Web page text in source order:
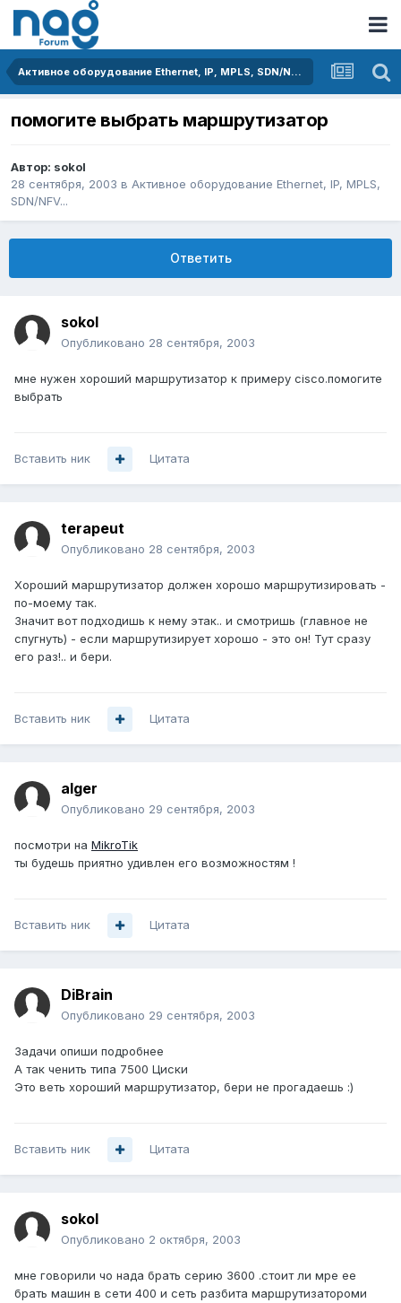
Активное оборудование Ethernet, IP, MPLS, SDN/NFV...
помогите выбрать маршрутизатор
Автор: sokol
28 сентября, 2003 в Активное оборудование Ethernet, IP, MPLS,
SDN/NFV...
Ответить
sokol
Опубликовано 28 сентября, 2003
мне нужен хороший маршрутизатор к примеру cisco.помогите
выбрать
Вставить ник Цитата
terapeut
Опубликовано 28 сентября, 2003
Хороший маршрутизатор должен хорошо маршрутизировать -
по-моему так.
Значит вот подходишь к нему этак.. и смотришь (главное не
спугнуть) - если маршрутизирует хорошо - это он! Тут сразу
его раз!.. и бери.
Вставить ник Цитата
alger
Опубликовано 29 сентября, 2003
посмотри на MikroTik
ты будешь приятно удивлен его возможностям !
Вставить ник Цитата
DiBrain
Опубликовано 29 сентября, 2003
Задачи опиши подробнее
А так ченить типа 7500 Циски
Это веть хороший маршрутизатор, бери не прогадаешь :)
Вставить ник Цитата
sokol
Опубликовано 2 октября, 2003
мне говорили чо нада брать серию 3600 .стоит ли мре ее
брать машин в сети 400 и сеть разбита маршрутизатороми